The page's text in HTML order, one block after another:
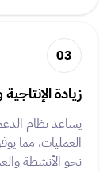
03
زيادة
يساعد نظام
العمليات، مما
نحو الأنشطة